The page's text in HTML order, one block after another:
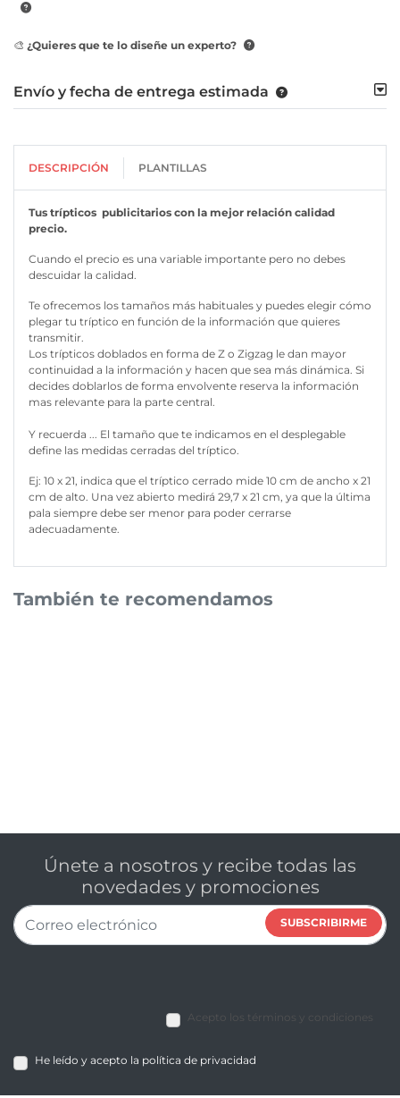
🎨 ¿Quieres que te lo diseñe un experto?
Envío y fecha de entrega estimada
DESCRIPCIÓN PLANTILLAS
Tus trípticos publicitarios con la mejor relación calidad
precio.
Cuando el precio es una variable importante pero no debes
descuidar la calidad.
Te ofrecemos los tamaños más habituales y puedes elegir cómo
plegar tu tríptico en función de la información que quieres
transmitir.
Los trípticos doblados en forma de Z o Zigzag le dan mayor
continuidad a la información y hacen que sea más dinámica. Si
decides doblarlos de forma envolvente reserva la información
mas relevante para la parte central.
Y recuerda ... El tamaño que te indicamos en el desplegable
define las medidas cerradas del tríptico.
Ej: 10 x 21, indica que el tríptico cerrado mide 10 cm de ancho x 21
cm de alto. Una vez abierto medirá 29,7 x 21 cm, ya que la última
pala siempre debe ser menor para poder cerrarse
adecuadamente.
También te recomendamos
Únete a nosotros y recibe todas las
novedades y promociones
SUBSCRIBIRME
Acepto los términos y condiciones
He leído y acepto la política de privacidad